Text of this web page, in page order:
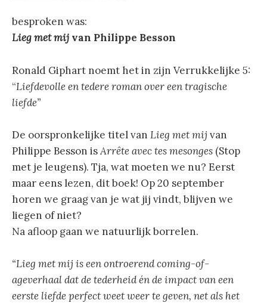
besproken was:
Lieg met mij van Philippe Besson
Ronald Giphart noemt het in zijn Verrukkelijke 5:
“Liefdevolle en tedere roman over een tragische
liefde”
De oorspronkelijke titel van Lieg met mij van
Philippe Besson isArrête avec tes mesonges (Stop
met je leugens). Tja, wat moeten we nu? Eerst
maar eens lezen, dit boek! Op 20 september
horen we graag van je wat jij vindt, blijven we
liegen of niet?
Na afloop gaan we natuurlijk borrelen.
“Lieg met mij is een ontroerend coming-of-
ageverhaal dat de tederheid én de impact van een
eerste liefde perfect weet weer te geven, net als het